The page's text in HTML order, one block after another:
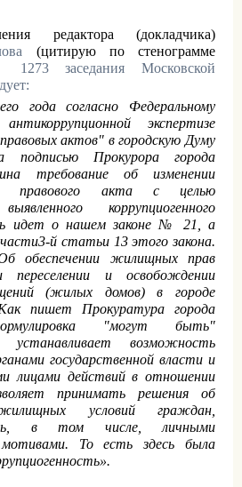
редактора (докладчика)
(цитирую по стенограмме
заседания Московской
года согласно Федеральному
экспертизе
актов" в городскую Думу
подписью Прокурора города
требование об изменении
правового акта с целью
коррупциогенного
идет о нашем законе № 21, а
й статьи 13 этого закона.
обеспечении жилищных прав
переселении и освобождении
(жилых домов) в городе
пишет Прокуратура города
"могут быть"
устанавливает возможность
государственной власти и
лицами действий в отношении
принимать решения об
условий граждан,
в том числе, личными
То есть здесь была